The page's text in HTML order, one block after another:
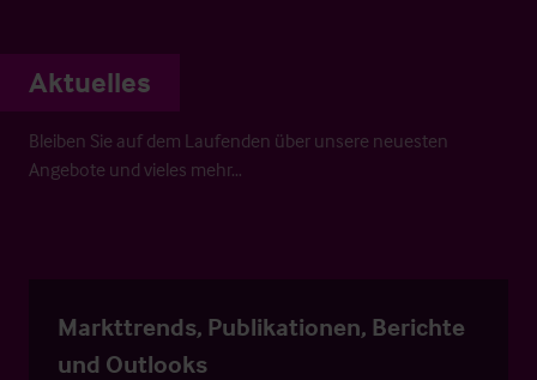
Aktuelles
Bleiben Sie auf dem Laufenden über unsere neuesten
Angebote und vieles mehr…
Markttrends, Publikationen, Berichte
und Outlooks